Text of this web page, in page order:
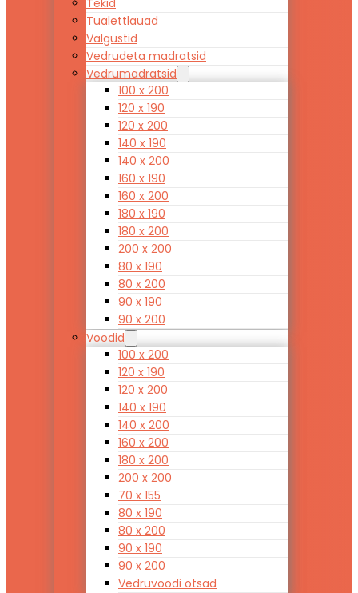
Tekid
Tualettlauad
Valgustid
Vedrudeta madratsid
Vedrumadratsid
100 x 200
120 x 190
120 x 200
140 x 190
140 x 200
160 x 190
160 x 200
180 x 190
180 x 200
200 x 200
80 x 190
80 x 200
90 x 190
90 x 200
Voodid
100 x 200
120 x 190
120 x 200
140 x 190
140 x 200
160 x 200
180 x 200
200 x 200
70 x 155
80 x 190
80 x 200
90 x 190
90 x 200
Vedruvoodi otsad